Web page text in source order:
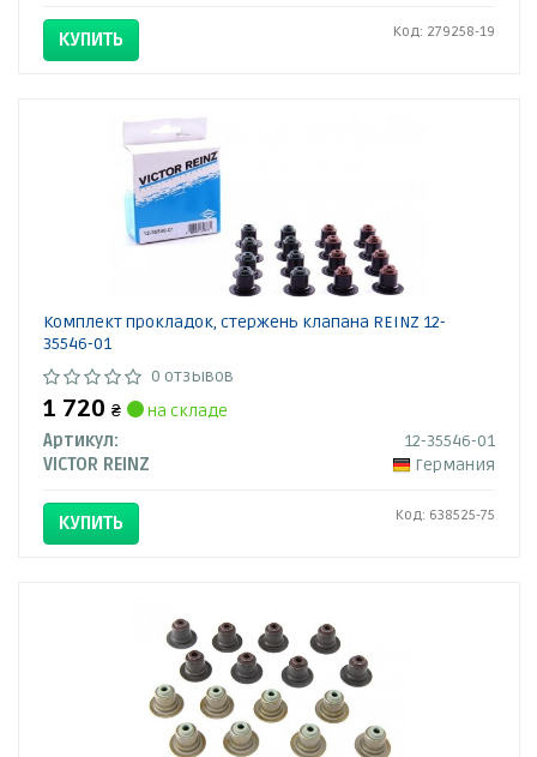
КУПИТЬ Код: 279258-19
Комплект прокладок, стержень клапана REINZ 12-
35546-01
0 отзывов
1 720 ₴
на складе
Артикул:
12-35546-01
VICTOR REINZ
Германия
КУПИТЬ Код: 638525-75